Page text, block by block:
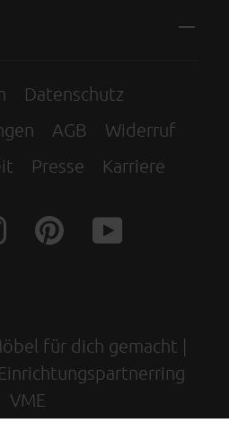
Datenschutz
AGB
Widerruf
Presse Karriere
für dich gemacht |
VME